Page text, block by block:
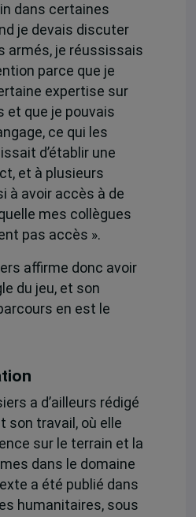
dans certaines
je devais discuter
armés, je réussissais
parce que je
expertise sur
et que je pouvais
ce qui les
d’établir une
et à plusieurs
à avoir accès à de
mes collègues
pas accès ».
affirme donc avoir
du jeu, et son
en est le
a d’ailleurs rédigé
son travail, où elle
sur le terrain et la
dans le domaine
a été publié dans
humanitaires, sous